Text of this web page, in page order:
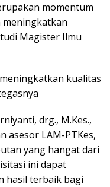
momentum
Magister Ilmu
kualitas
drg., M.Kes.,
asesor LAM-PTKes,
yang hangat dari
ini dapat
hasil terbaik bagi